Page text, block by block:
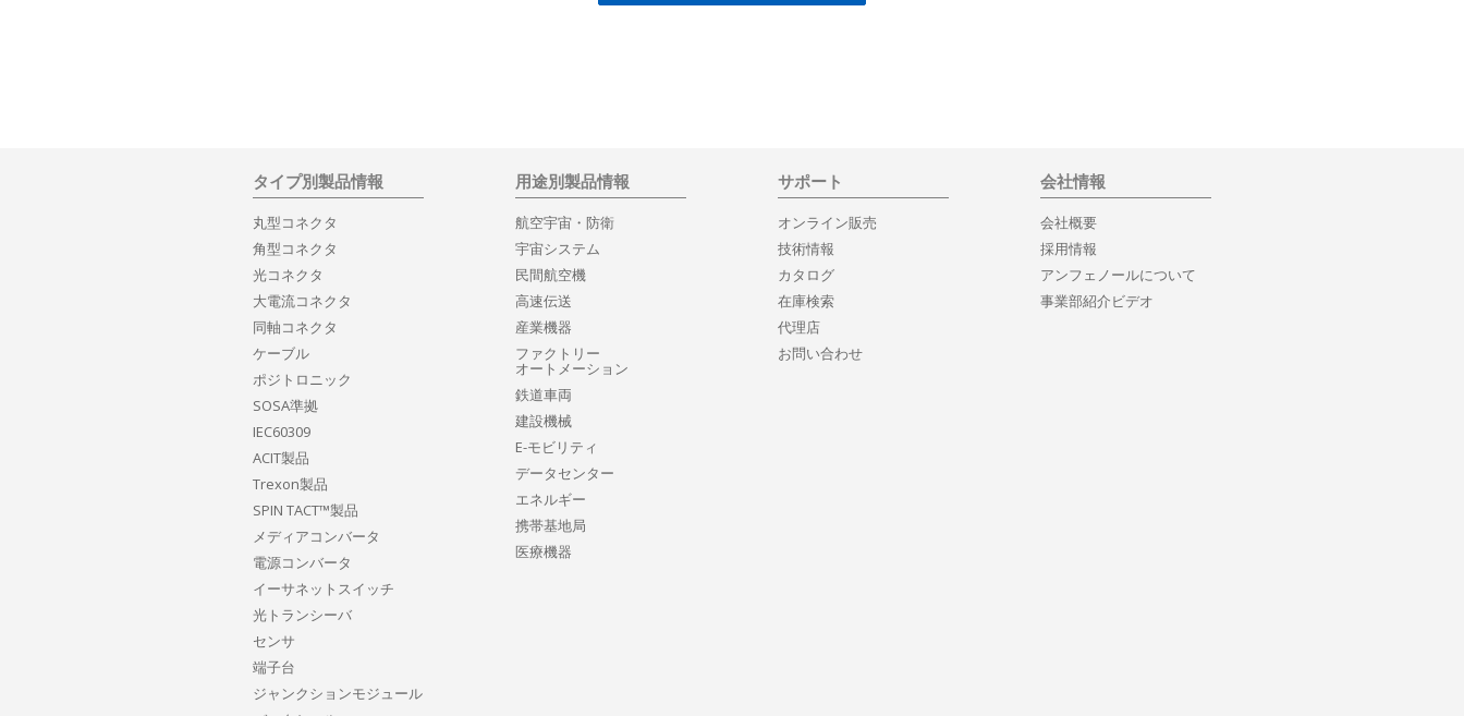
タイプ別製品情報
丸型コネクタ
角型コネクタ
光コネクタ
大電流コネクタ
同軸コネクタ
ケーブル
ポジトロニック
SOSA準拠
IEC60309
ACIT製品
Trexon製品
SPIN TACT™製品
メディアコンバータ
電源コンバータ
イーサネットスイッチ
光トランシーバ
センサ
端子台
ジャンクションモジュール
用途別製品情報
航空宇宙・防衛
宇宙システム
民間航空機
高速伝送
産業機器
ファクトリー
オートメーション
鉄道車両
建設機械
E-モビリティ
データセンター
エネルギー
携帯基地局
医療機器
サポート
オンライン販売
技術情報
カタログ
在庫検索
代理店
お問い合わせ
会社情報
会社概要
採用情報
アンフェノールについて
事業部紹介ビデオ